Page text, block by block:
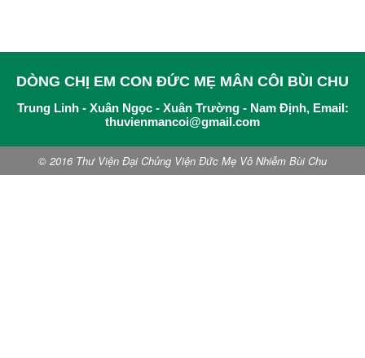
DÒNG CHỊ EM CON ĐỨC MẸ MÂN CÔI BÙI CHU
Trung Linh - Xuân Ngọc - Xuân Trường - Nam Định, Email:
thuvienmancoi@gmail.com
© 2016 Thư Viện Đại Chủng Viện Đức Mẹ Vô Nhiễm Bùi Chu